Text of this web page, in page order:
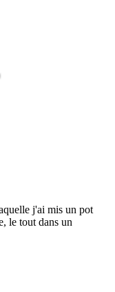
j'ai mis un pot
le tout dans un